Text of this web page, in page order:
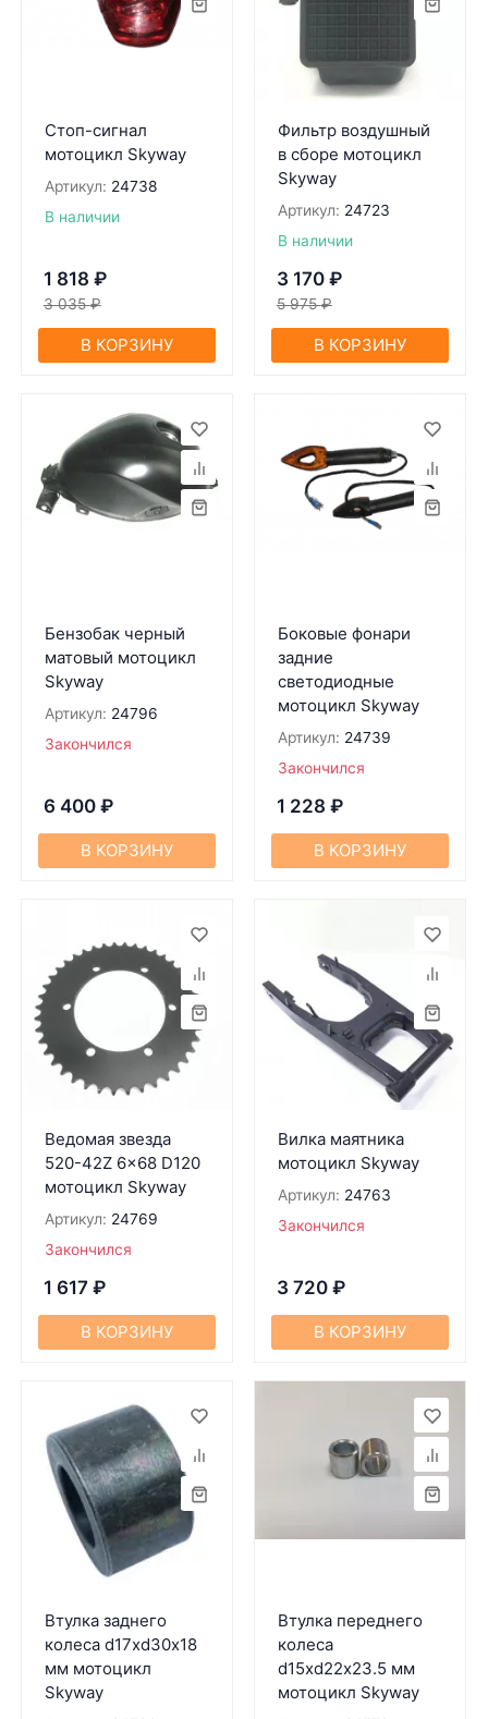
Стоп-сигнал
мотоцикл Skyway
Артикул: 24738
В наличии
1 818 ₽
3 035 ₽
В КОРЗИНУ
Фильтр воздушный
в сборе мотоцикл
Skyway
Артикул: 24723
В наличии
3 170 ₽
5 975 ₽
В КОРЗИНУ
Бензобак черный
матовый мотоцикл
Skyway
Артикул: 24796
Закончился
6 400 ₽
В КОРЗИНУ
Боковые фонари
задние
светодиодные
мотоцикл Skyway
Артикул: 24739
Закончился
1 228 ₽
В КОРЗИНУ
Ведомая звезда
520-42Z 6x68 D120
мотоцикл Skyway
Артикул: 24769
Закончился
1 617 ₽
В КОРЗИНУ
Вилка маятника
мотоцикл Skyway
Артикул: 24763
Закончился
3 720 ₽
В КОРЗИНУ
Втулка заднего
колеса d17хd30х18
мм мотоцикл
Skyway
Втулка переднего
колеса
d15хd22х23.5 мм
мотоцикл Skyway